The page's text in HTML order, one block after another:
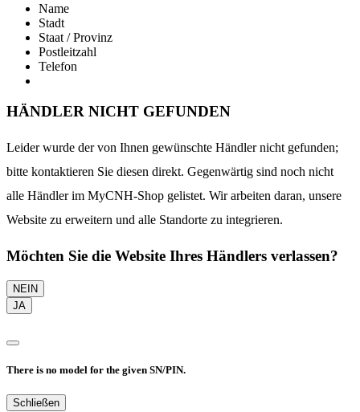
Name
Stadt
Staat / Provinz
Postleitzahl
Telefon
HÄNDLER NICHT GEFUNDEN
Leider wurde der von Ihnen gewünschte Händler nicht gefunden;
bitte kontaktieren Sie diesen direkt. Gegenwärtig sind noch nicht
alle Händler im MyCNH-Shop gelistet. Wir arbeiten daran, unsere
Website zu erweitern und alle Standorte zu integrieren.
Möchten Sie die Website Ihres Händlers verlassen?
NEIN
JA
There is no model for the given SN/PIN.
Schließen